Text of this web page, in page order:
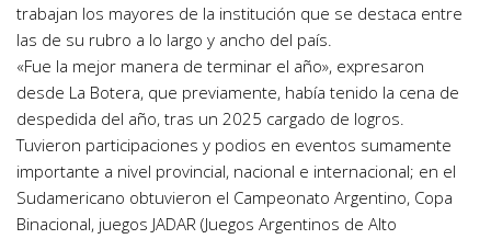
trabajan los mayores de la institución que se destaca entre
las de su rubro a lo largo y ancho del país.
«Fue la mejor manera de terminar el año», expresaron
desde La Botera, que previamente, había tenido la cena de
despedida del año, tras un 2025 cargado de logros.
Tuvieron participaciones y podios en eventos sumamente
importante a nivel provincial, nacional e internacional; en el
Sudamericano obtuvieron el Campeonato Argentino, Copa
Binacional, juegos JADAR (Juegos Argentinos de Alto